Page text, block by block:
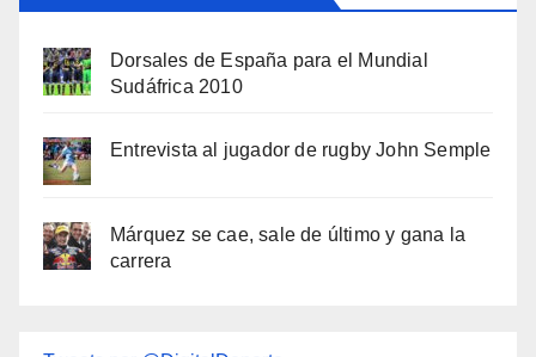
Dorsales de España para el Mundial
Sudáfrica 2010
Entrevista al jugador de rugby John Semple
Márquez se cae, sale de último y gana la
carrera